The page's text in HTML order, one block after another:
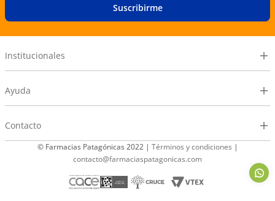
Suscribirme
Institucionales
Ayuda
Contacto
© Farmacias Patagónicas 2022 | Términos y condiciones |
contacto@farmaciaspatagonicas.com